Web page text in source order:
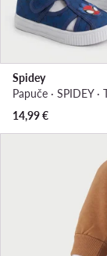
Spidey
Papuče · SPIDEY ·
14,99€